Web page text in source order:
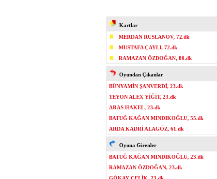
Kartlar
MERDAN RUSLANOV, 72.dk
MUSTAFA ÇAYLI, 72.dk
RAMAZAN ÖZDOĞAN, 80.dk
Oyundan Çıkanlar
BÜNYAMİN ŞANVERDİ, 23.dk
TEYON ALEX YİĞİT, 23.dk
ARAS HAKEL, 23.dk
BATUĞ KAĞAN MINDIKOĞLU, 55.dk
ARDA KADRİ ALAGÖZ, 61.dk
Oyuna Girenler
BATUĞ KAĞAN MINDIKOĞLU, 23.dk
RAMAZAN ÖZDOĞAN, 23.dk